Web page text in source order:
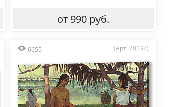
от 990 руб.
6655 (Арт: 70137)